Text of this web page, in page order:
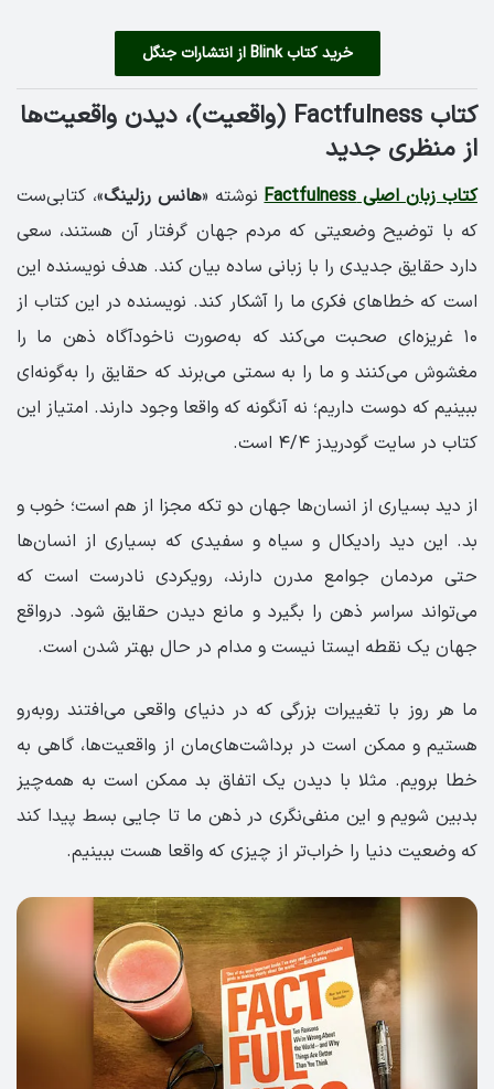
خرید کتاب Blink از انتشارات جنگل
کتاب Factfulness (واقعیت)، دیدن واقعیت‌ها
از منظری جدید
کتاب زبان اصلی Factfulness نوشته «هانس رزلینگ»، کتابی‌ست
که با توضیح وضعیتی که مردم جهان گرفتار آن هستند، سعی
دارد حقایق جدیدی را با زبانی ساده بیان کند. هدف نویسنده این
است که خطاهای فکری‌ ما را آشکار کند. نویسنده در این کتاب از
۱۰ غریزه‌ای صحبت می‌کند که به‌صورت ناخودآگاه ذهن ما را
مغشوش می‌کنند و ما را به سمتی می‌برند که حقایق را به‌گونه‌ای
ببینیم که دوست داریم؛ نه آنگونه که واقعا وجود دارند. امتیاز این
کتاب در سایت گودریدز ۴/۴ است.
از دید بسیاری از انسان‌ها جهان دو تکه مجزا از هم است؛ خوب و
بد. این دید رادیکال و سیاه و سفیدی که بسیاری از انسان‌ها
حتی مردمان جوامع مدرن دارند، رویکردی نادرست است که
می‌تواند سراسر ذهن را بگیرد و مانع دیدن حقایق شود. درواقع
جهان یک نقطه ایستا نیست و مدام در حال بهتر شدن است.
ما هر روز با تغییرات بزرگی که در دنیای واقعی می‌افتند روبه‌رو
هستیم و ممکن است در برداشت‌های‌مان از واقعیت‌ها، گاهی به
خطا برویم. مثلا با دیدن یک اتفاق بد ممکن است به همه‌چیز
بدبین شویم و این منفی‌نگری در ذهن ما تا جایی بسط پیدا کند
که وضعیت دنیا را خراب‌تر از چیزی که واقعا هست ببینیم.